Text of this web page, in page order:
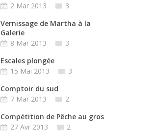
2 Mar 2013
3
Vernissage de Martha à la
Galerie
8 Mar 2013
3
Escales plongée
15 Mai 2013
3
Comptoir du sud
7 Mar 2013
2
Compétition de Pêche au gros
27 Avr 2013
2